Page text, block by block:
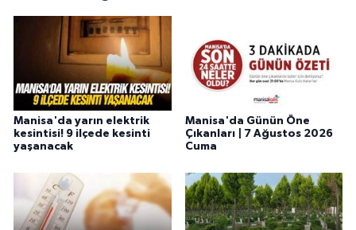
Manisa'da yarın elektrik
kesintisi! 9 ilçede kesinti
yaşanacak
Manisa'da Günün Öne
Çıkanları | 7 Ağustos 2026
Cuma